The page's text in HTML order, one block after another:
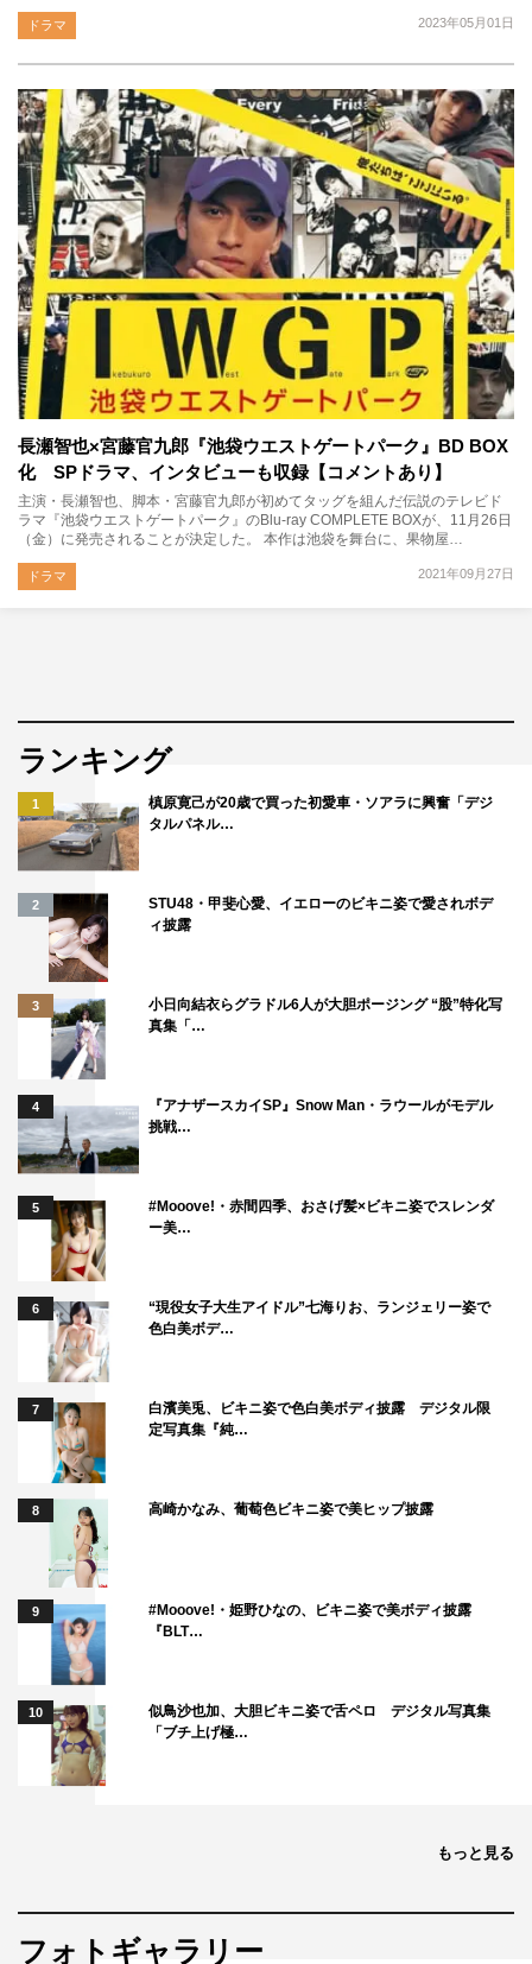
2023年05月01日
ドラマ
長瀬智也×宮藤官九郎『池袋ウエストゲートパーク』BD BOX
化 SPドラマ、インタビューも収録【コメントあり】
主演・長瀬智也、脚本・宮藤官九郎が初めてタッグを組んだ伝説のテレビド
ラマ『池袋ウエストゲートパーク』のBlu-ray COMPLETE BOXが、11月26日
（金）に発売されることが決定した。 本作は池袋を舞台に、果物屋…
2021年09月27日
ドラマ
ランキング
1
槙原寛己が20歳で買った初愛車・ソアラに興奮「デジ
タルパネル…
2
STU48・甲斐心愛、イエローのビキニ姿で愛されボデ
ィ披露
3
小日向結衣らグラドル6人が大胆ポージング “股”特化写
真集「…
4
『アナザースカイSP』Snow Man・ラウールがモデル
挑戦…
5
#Mooove!・赤間四季、おさげ髪×ビキニ姿でスレンダ
ー美…
6
“現役女子大生アイドル”七海りお、ランジェリー姿で
色白美ボデ…
7
白濱美兎、ビキニ姿で色白美ボディ披露 デジタル限
定写真集『純…
8 高崎かなみ、葡萄色ビキニ姿で美ヒップ披露
9
#Mooove!・姫野ひなの、ビキニ姿で美ボディ披露
『BLT…
10
似鳥沙也加、大胆ビキニ姿で舌ペロ デジタル写真集
「ブチ上げ極…
もっと見る
フォトギャラリー